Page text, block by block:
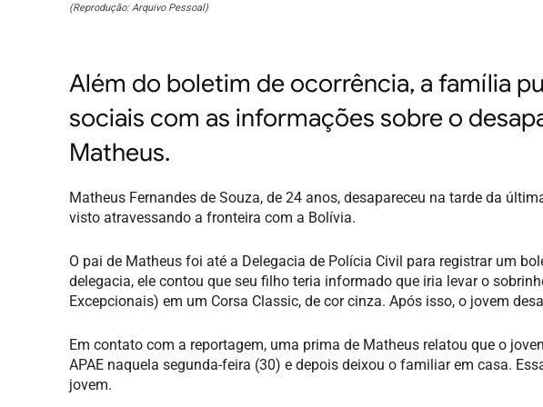
(Reprodução: Arquivo Pessoal)
Além do boletim de ocorrência, a família
sociais com as informações sobre o
Matheus.
Matheus Fernandes de Souza, de 24 anos, desapareceu na tarde da
visto atravessando a fronteira com a Bolívia.
O pai de Matheus foi até a Delegacia de Polícia Civil para registrar um
delegacia, ele contou que seu filho teria informado que iria levar o
Excepcionais) em um Corsa Classic, de cor cinza. Após isso, o jovem
Em contato com a reportagem, uma prima de Matheus relatou que o
APAE naquela segunda-feira (30) e depois deixou o familiar em casa.
jovem.